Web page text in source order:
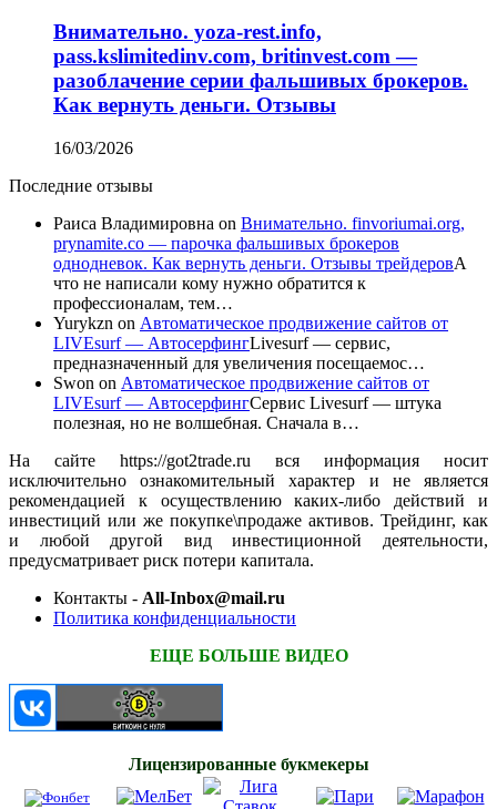
Внимательно. yoza-rest.info,
pass.kslimitedinv.com, britinvest.com —
разоблачение серии фальшивых брокеров.
Как вернуть деньги. Отзывы
16/03/2026
Последние отзывы
Раиса Владимировна on Внимательно. finvoriumai.org,
prynamite.co — парочка фальшивых брокеров
однодневок. Как вернуть деньги. Отзывы трейдеровА
что не написали кому нужно обратится к
профессионалам, тем…
Yurykzn on Автоматическое продвижение сайтов от
LIVEsurf — АвтосерфингLivesurf — сервис,
предназначенный для увеличения посещаемос…
Swon on Автоматическое продвижение сайтов от
LIVEsurf — АвтосерфингСервис Livesurf — штука
полезная, но не волшебная. Сначала в…
На сайте https://got2trade.ru вся информация носит
исключительно ознакомительный характер и не является
рекомендацией к осуществлению каких-либо действий и
инвестиций или же покупке\продаже активов. Трейдинг, как
и любой другой вид инвестиционной деятельности,
предусматривает риск потери капитала.
Контакты - All-Inbox@mail.ru
Политика конфиденциальности
ЕЩЕ БОЛЬШЕ ВИДЕО
Лицензированные букмекеры